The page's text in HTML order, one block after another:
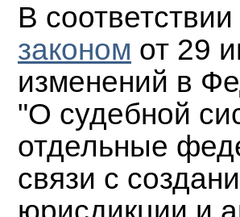
В
законом от 29
изменений в
"О судебной
отдельные
связи с